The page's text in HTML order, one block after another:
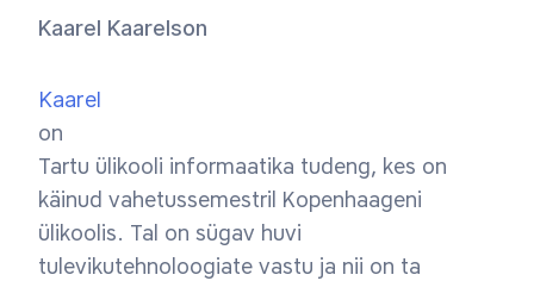
Kaarel Kaarelson
Kaarel
on
Tartu ülikooli informaatika tudeng, kes on
käinud vahetussemestril Kopenhaageni
ülikoolis. Tal on sügav huvi
tulevikutehnoloogiate vastu ja nii on ta